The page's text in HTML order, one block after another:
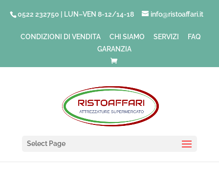
0522 232750 | LUN–VEN 8-12/14-18 info@ristoaffari.it
CONDIZIONI DI VENDITA CHI SIAMO SERVIZI
FAQ
GARANZIA
Select Page